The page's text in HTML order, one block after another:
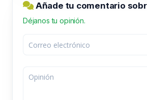
Añade tu comentario
Déjanos tu opinión.